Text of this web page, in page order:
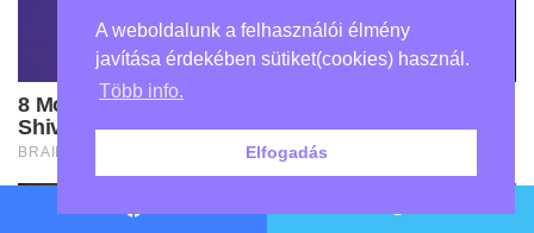
A weboldalunk a felhasználói élmény
javítása érdekében sütiket(cookies) használ.
Több info.
Elfogadás